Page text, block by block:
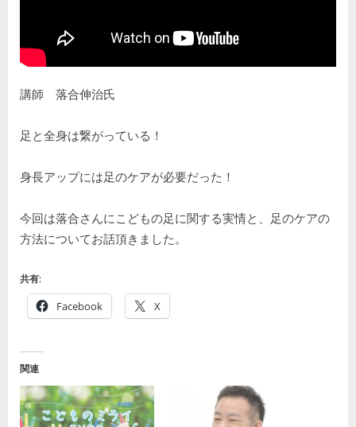
伸
ば
足
事
の
講師 落合伸治氏
足と全身は繋がっている！
身長アップには足のケアが必要だった！
今回は落合さんにこどもの足に関する実情と、足のケアの
方法についてお話頂きました。
共有:
Facebook X
関連